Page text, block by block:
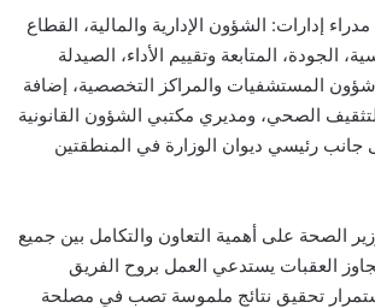
إدارات: الشؤون الإدارية والمالية، القطاع
الجودة، المتابعة وتقييم الأداء، الصيدلة
شؤون المستشفيات والمراكز التخصصية، إضافة
الصحي، ومديري مكتبي الشؤون القانونية
جانب رئيسي ديوان الوزارة في المنطقتين
الصحة على أهمية التعاون والتكامل بين جميع
العقبات يستدعي العمل بروح الفريق
تحقيق نتائج ملموسة تصب في مصلحة